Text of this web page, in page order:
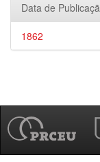
Data de
1862